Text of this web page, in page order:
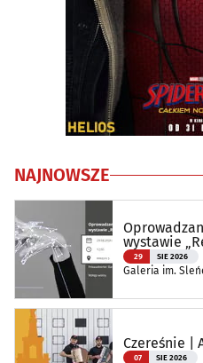
NAJNOWSZE
wystawie
29 SIE 2026
Galeria im.
Czereśnie |
07 SIE 2026